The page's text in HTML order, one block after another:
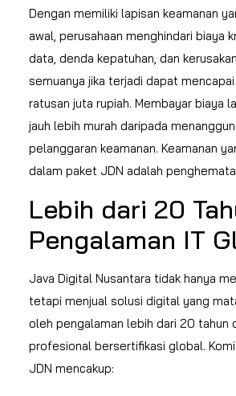
Dengan memiliki lapisan keamanan
awal, perusahaan menghindari biaya
data, denda kepatuhan, dan
semuanya jika terjadi dapat
ratusan juta rupiah. Membayar biaya
jauh lebih murah daripada
pelanggaran keamanan. Keamanan
dalam paket JDN adalah
Lebih dari 20
Pengalaman IT
Java Digital Nusantara tidak hanya
tetapi menjual solusi digital yang
oleh pengalaman lebih dari 20 tahun
profesional bersertifikasi global.
JDN mencakup: